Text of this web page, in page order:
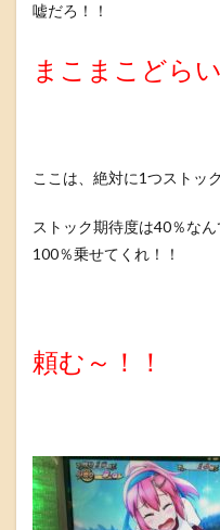
嘘だろ！！
まこまこどら
ここは、絶対に1つストッ
ストック期待度は40％な
100％乗せてくれ！！
頼む～！！